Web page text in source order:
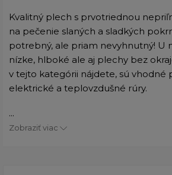
Kvalitný plech s prvotriednou
na pečenie slaných a sladkých
potrebný, ale priam nevyhnutný! U
nízke, hlboké ale aj plechy bez
v tejto kategórii nájdete, sú vhodné
elektrické a teplovzdušné rúry.
...
Zobraziť viac